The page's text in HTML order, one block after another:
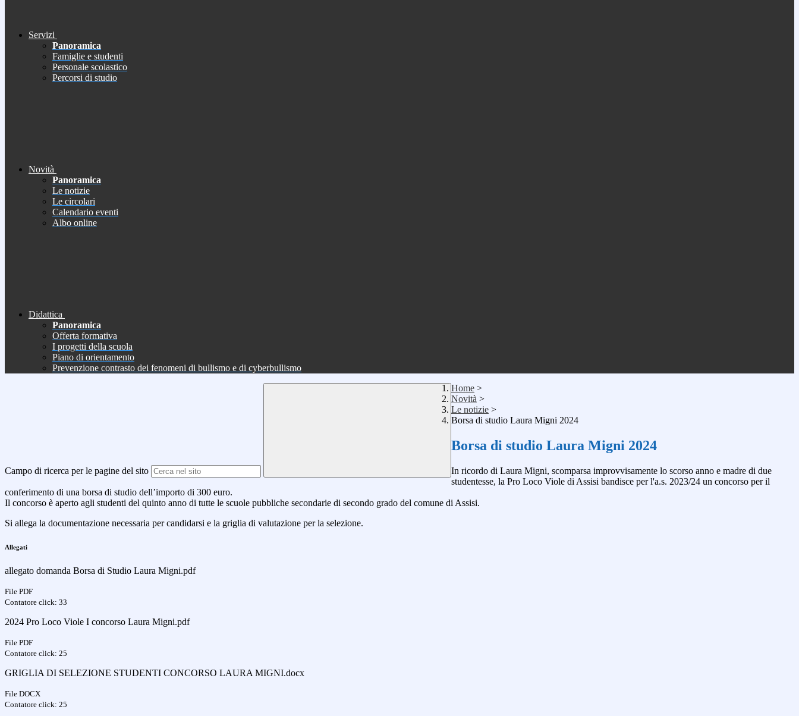
Servizi
Panoramica
Famiglie e studenti
Personale scolastico
Percorsi di studio
Novità
Panoramica
Le notizie
Le circolari
Calendario eventi
Albo online
Didattica
Panoramica
Offerta formativa
I progetti della scuola
Piano di orientamento
Prevenzione contrasto dei fenomeni di bullismo e di cyberbullismo
Campo di ricerca per le pagine del sito
Home >
Novità >
Le notizie >
Borsa di studio Laura Migni 2024
Borsa di studio Laura Migni 2024
In ricordo di Laura Migni, scomparsa improvvisamente lo scorso anno e madre di due
studentesse, la Pro Loco Viole di Assisi bandisce per l'a.s. 2023/24 un concorso per il
conferimento di una borsa di studio dell’importo di 300 euro.
Il concorso è aperto agli studenti del quinto anno di tutte le scuole pubbliche secondarie di secondo grado del comune di Assisi.
Si allega la documentazione necessaria per candidarsi e la griglia di valutazione per la selezione.
Allegati
allegato domanda Borsa di Studio Laura Migni.pdf
File PDF
Contatore click: 33
2024 Pro Loco Viole I concorso Laura Migni.pdf
File PDF
Contatore click: 25
GRIGLIA DI SELEZIONE STUDENTI CONCORSO LAURA MIGNI.docx
File DOCX
Contatore click: 25